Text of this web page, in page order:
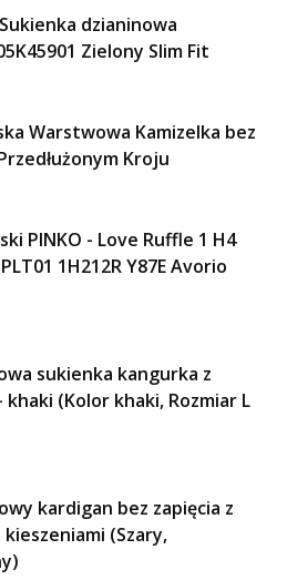
dzianinowa
Zielony Slim Fit
Warstwowa Kamizelka bez
Kroju
PINKO - Love Ruffle 1 H4
1H212R Y87E Avorio
sukienka kangurka z
(Kolor khaki, Rozmiar L
kardigan bez zapięcia z
(Szary,